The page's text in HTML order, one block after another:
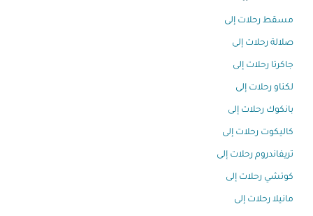
مسقط رحلات إلى
صلالة رحلات إلى
جاكرتا رحلات إلى
لكناو رحلات إلى
بانكوك رحلات إلى
كاليكوت رحلات إلى
تريفاندروم رحلات إلى
كوتشي رحلات إلى
مانيلا رحلات إلى